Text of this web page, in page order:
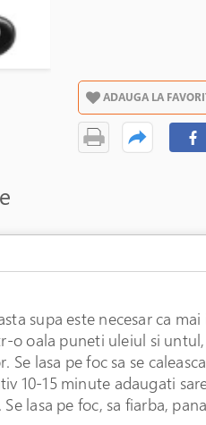
ADAUGA LA
supa este necesar ca
o oala puneti uleiul si
Se lasa pe foc sa se
10-15 minute adaugati
lasa pe foc, sa fiarba,